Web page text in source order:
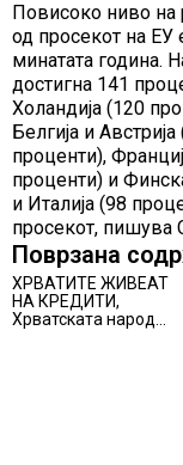
Повисоко ниво на
од просекот на ЕУ
минатата година.
достигна 141
Холандија (120
Белгија и
проценти),
проценти) и
и Италија (98
просекот, пишува
Поврзана
ХРВАТИТЕ ЖИВЕАТ
НА КРЕДИТИ,
Хрватската народна